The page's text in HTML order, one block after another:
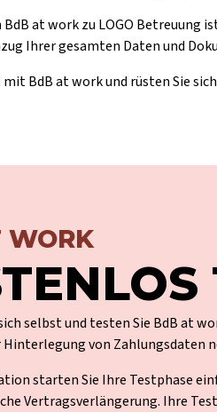
BdB at work zu LOGO
Ihrer gesamten Daten und
BdB at work und rüsten Sie
WORK
selbst und testen Sie BdB at
Hinterlegung von Zahlungsdaten
starten Sie Ihre Testphase
Vertragsverlängerung. Ihre